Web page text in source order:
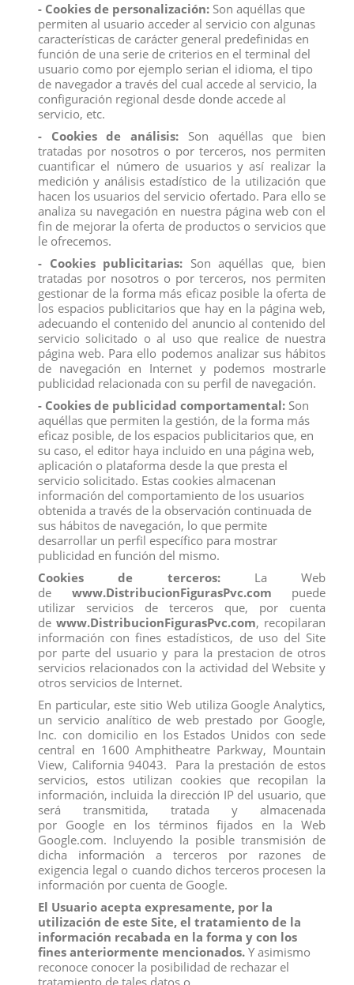
Medidas:8 x 16 x 7 cm
Producto no recomendado para menores de 4 años.
Descripción
Detalles del producto
Reviews(0)
Toro bravo Calcetero embistiendo, réplica animal a escala
pintada a mano con el máximo de detalles, ésta figura forma
parte de una colección 20 toros con diferentes pelajes y
posiciones (trotando o embistiendo).
Medidas:8 x 16 x 7 cm
Producto no recomendado para menores de 4 años.
Todos los productos de nuestro catálogoobtienen el certificado
exigido por la U.E.
Compraahora y recíbelo en 24/48 horas en su establecimiento.
Recuerde que disponemos de unchatdonde le atendemos
personalmente, pregúntenos sus dudas.
Somos una
avalada por una gran experiencia
mercadodedistribuciónyventa al por mayor.
Los mejores precios los encontrarás
www.distribucionfiguraspvc.com , tu página de confianza.
Calificación
Comentarios (0)
No hay reseñas de clientes en este momento.
Los clientes que adquirieron este producto también
compraron:
FIGURA PRINCIPE ERIC
View
FIGURA PRINCESA ARIEL ROSA
View
- Cookies de personalización: Son aquéllas que
permiten al usuario acceder al servicio con algunas
características de carácter general predefinidas en
función de una serie de criterios en el terminal del
usuario como por ejemplo serian el idioma, el tipo
de navegador a través del cual accede al servicio, la
configuración regional desde donde accede al
servicio, etc.
- Cookies de análisis: Son aquéllas que bien
tratadas por nosotros o por terceros, nos permiten
cuantificar el número de usuarios y así realizar la
medición y análisis estadístico de la utilización que
hacen los usuarios del servicio ofertado. Para ello se
analiza su navegación en nuestra página web con el
fin de mejorar la oferta de productos o servicios que
le ofrecemos.
- Cookies publicitarias: Son aquéllas que, bien
tratadas por nosotros o por terceros, nos permiten
gestionar de la forma más eficaz posible la oferta de
los espacios publicitarios que hay en la página web,
adecuando el contenido del anuncio al contenido del
servicio solicitado o al uso que realice de nuestra
página web. Para ello podemos analizar sus hábitos
de navegación en Internet y podemos mostrarle
publicidad relacionada con su perfil de navegación.
- Cookies de publicidad comportamental: Son
aquéllas que permiten la gestión, de la forma más
eficaz posible, de los espacios publicitarios que, en
su caso, el editor haya incluido en una página web,
aplicación o plataforma desde la que presta el
servicio solicitado. Estas cookies almacenan
información del comportamiento de los usuarios
obtenida a través de la observación continuada de
sus hábitos de navegación, lo que permite
desarrollar un perfil específico para mostrar
publicidad en función del mismo.
Cookies de terceros:La Web
de www.DistribucionFigurasPvc.com puede
utilizar servicios de terceros que, por cuenta
de www.DistribucionFigurasPvc.com, recopilaran
información con fines estadísticos, de uso del Site
por parte del usuario y para la prestacion de otros
servicios relacionados con la actividad del Website y
otros servicios de Internet.
En particular, este sitio Web utiliza Google Analytics,
un servicio analítico de web prestado por Google,
Inc. con domicilio en los Estados Unidos con sede
central en 1600 Amphitheatre Parkway, Mountain
View, California 94043. Para la prestación de estos
servicios, estos utilizan cookies que recopilan la
información, incluida la dirección IP del usuario, que
será transmitida, tratada y almacenada
por Google en los términos fijados en la Web
Google.com. Incluyendo la posible transmisión de
dicha información a terceros por razones de
exigencia legal o cuando dichos terceros procesen la
información por cuenta de Google.
El Usuario acepta expresamente, por la
utilización de este Site, el tratamiento de la
información recabada en la forma y con los
fines anteriormente mencionados. Y asimismo
reconoce conocer la posibilidad de rechazar el
tratamiento de tales datos o